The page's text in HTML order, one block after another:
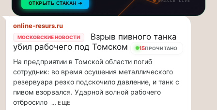
музыкальную
прогулку
по
Москве
Друзья,
приглашаем
на
музыкальную
новости
и
инсайды
Москвы
ОТКРЫТЬ СТАКАН ➔
online-resurs.ru
МОСКОВСКИЕ НОВОСТИ
Взрыв пивного танка
убил рабочего под Томском
15ПРОЧИТАНО
На предприятии в Томской области погиб
сотрудник: во время осушения металлического
резервуара резко подскочило давление, и танк с
пивом взорвался. Ударной волной рабочего
отбросило ... ЕЩЁ